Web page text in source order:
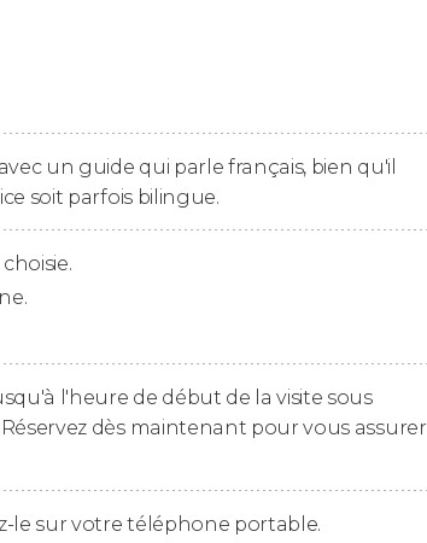
vous le Club de Voile Cala
vous donnerons les lignes directrices de
parti ! Pendant une demi-heure ou
et aurez uneperspective unique sur les
Blanes
le plein d’adrénaline, vous rentrerez au
un guide qui parle français, bien qu'il
soit parfois bilingue.
l'heure de début de la visite sous
dès maintenant pour vous assurer
le sur votre téléphone portable.